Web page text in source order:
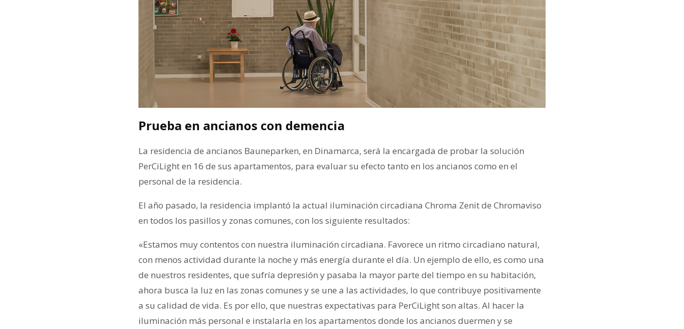
Prueba en ancianos con demencia
La residencia de ancianos Bauneparken, en Dinamarca, será la encargada de probar la solución
PerCiLight en 16 de sus apartamentos, para evaluar su efecto tanto en los ancianos como en el
personal de la residencia.
El año pasado, la residencia implantó la actual iluminación circadiana Chroma Zenit de Chromaviso
en todos los pasillos y zonas comunes, con los siguiente resultados:
«Estamos muy contentos con nuestra iluminación circadiana. Favorece un ritmo circadiano natural,
con menos actividad durante la noche y más energía durante el día. Un ejemplo de ello, es como una
de nuestros residentes, que sufría depresión y pasaba la mayor parte del tiempo en su habitación,
ahora busca la luz en las zonas comunes y se une a las actividades, lo que contribuye positivamente
a su calidad de vida. Es por ello, que nuestras expectativas para PerCiLight son altas. Al hacer la
iluminación más personal e instalarla en los apartamentos donde los ancianos duermen y se